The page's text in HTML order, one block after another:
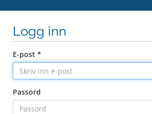
Logg inn
E-post *
Passord